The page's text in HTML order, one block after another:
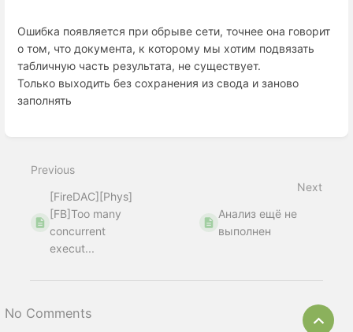
Ошибка появляется при обрыве сети, точнее она говорит
о том, что документа, к которому мы хотим подвязать
табличную часть результата, не существует.
Только выходить без сохранения из свода и заново
заполнять
mode
Previous
[FireDAC][Phys]
[FB]Too many
concurrent
execut...
Next
Анализ ещё не
выполнен
No Comments